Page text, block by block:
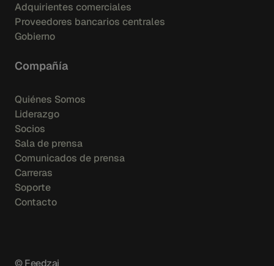
Adquirientes comerciales
Proveedores bancarios centrales
Gobierno
Compañía
Quiénes Somos
Liderazgo
Socios
Sala de prensa
Comunicados de prensa
Carreras
Soporte
Contacto
© Feedzai